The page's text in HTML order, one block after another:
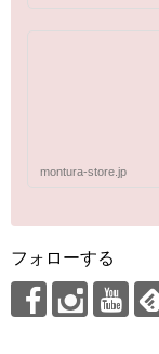
montura-store.jp
フォローする